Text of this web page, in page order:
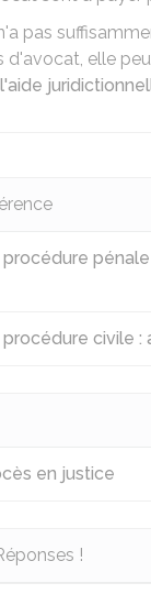
pas
d'avocat, elle
l'aide
civile :
en justice
!